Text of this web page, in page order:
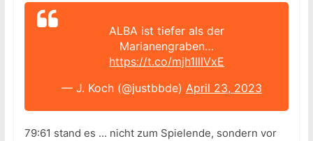
ALBA ist tiefer als der
Marianengraben…
https://t.co/mjh1IlIVxE
— J. Koch (@justbbde) April 23, 2023
79:61 stand es … nicht zum Spielende, sondern vor